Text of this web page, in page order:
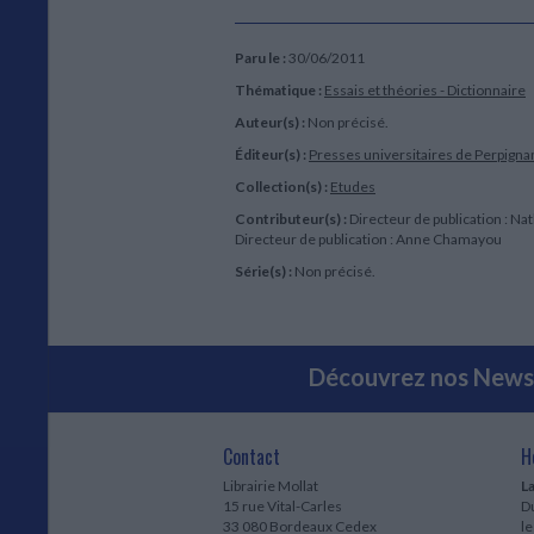
Paru le : 30/06/2011
Thématique : Essais et théories - Dictionnaire
Auteur(s) : Non précisé.
Éditeur(s) : Presses universitaires de
Collection(s) : Etudes
Contributeur(s) : Directeur de publication :
Directeur de publication : Anne Chamayou
Série(s) : Non précisé.
Découvrez nos
Contact
Librairie Mollat
15 rue Vital-Carles
33 080 Bordeaux Cedex